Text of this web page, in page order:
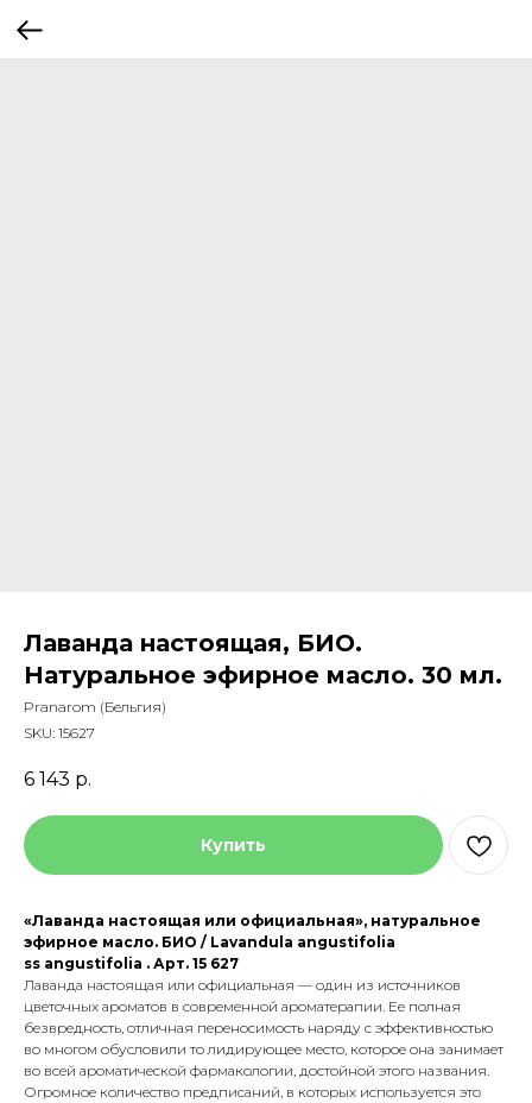
Лаванда настоящая, БИО.
Натуральное эфирное масло. 30 мл.
Pranarom (Бельгия)
SKU: 15627
6 143 р.
Купить
«Лаванда настоящая или официальная», натуральное
эфирное масло. БИО / Lavandula angustifolia
ss angustifolia . Арт. 15 627
Лаванда настоящая или официальная — один из источников
цветочных ароматов в современной ароматерапии. Ее полная
безвредность, отличная переносимость наряду с эффективностью
во многом обусловили то лидирующее место, которое она занимает
во всей ароматической фармакологии, достойной этого названия.
Огромное количество предписаний, в которых используется это